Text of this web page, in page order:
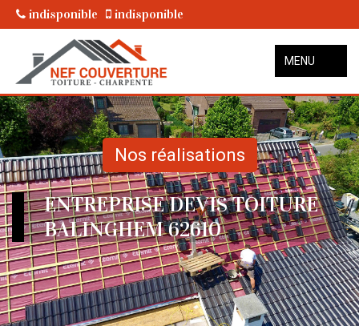
indisponible indisponible
MENU
Nos réalisations
ENTREPRISE DEVIS TOITURE
BALINGHEM 62610